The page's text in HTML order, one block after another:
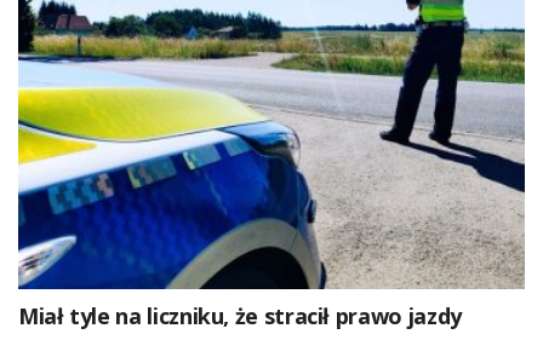
Miał tyle na liczniku, że stracił prawo jazdy